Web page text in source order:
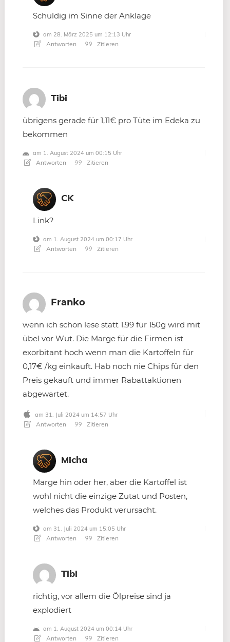
Schuldig im Sinne der Anklage
am 28. März 2025 um 12:13 Uhr
Antworten Zitieren
Tibi
übrigens gerade für 1,11€ pro Tüte im Edeka zu
bekommen
am 1. August 2024 um 00:15 Uhr
Antworten Zitieren
CK
Link?
am 1. August 2024 um 00:17 Uhr
Antworten Zitieren
Franko
wenn ich schon lese statt 1,99 für 150g wird mit
übel vor Wut. Die Marge für die Firmen ist
exorbitant hoch wenn man die Kartoffeln für
0,17€ /kg einkauft. Hab noch nie Chips für den
Preis gekauft und immer Rabattaktionen
abgewartet.
am 31. Juli 2024 um 14:57 Uhr
Antworten Zitieren
Micha
Marge hin oder her, aber die Kartoffel ist
wohl nicht die einzige Zutat und Posten,
welches das Produkt verursacht.
am 31. Juli 2024 um 15:05 Uhr
Antworten Zitieren
Tibi
richtig, vor allem die Ölpreise sind ja
explodiert
am 1. August 2024 um 00:14 Uhr
Antworten Zitieren